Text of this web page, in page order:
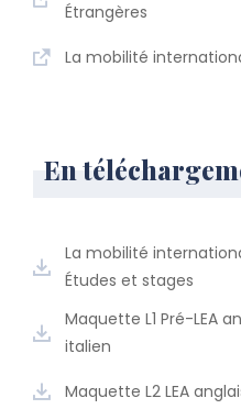
Étrangères
La mobilité
En
La mobilité
Études et stages
Maquette L1 Pré-LEA
italien
Maquette L2 LEA